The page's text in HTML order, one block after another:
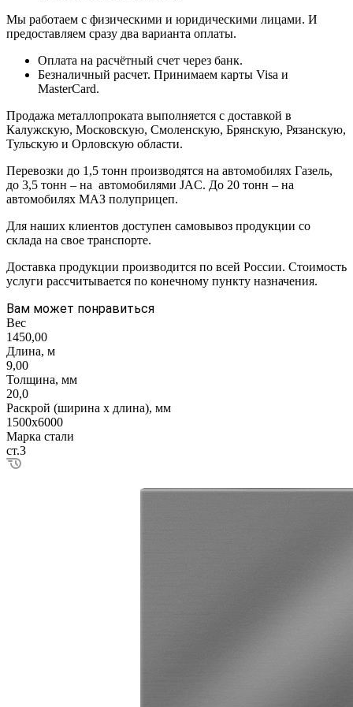
Мы работаем с физическими и юридическими лицами. И
предоставляем сразу два варианта оплаты.
Оплата на расчётный счет через банк.
Безналичный расчет. Принимаем карты Visa и
MasterCard.
Продажа металлопроката выполняется с доставкой в
Калужскую, Московскую, Смоленскую, Брянскую, Рязанскую,
Тульскую и Орловскую области.
Перевозки до 1,5 тонн производятся на автомобилях Газель,
до 3,5 тонн – на автомобилями JAC. До 20 тонн – на
автомобилях МАЗ полуприцеп.
Для наших клиентов доступен самовывоз продукции со
склада на свое транспорте.
Доставка продукции производится по всей России. Стоимость
услуги рассчитывается по конечному пункту назначения.
Вам может понравиться
Вес
1450,00
Длина, м
9,00
Толщина, мм
20,0
Раскрой (ширина х длина), мм
1500х6000
Марка стали
ст.3